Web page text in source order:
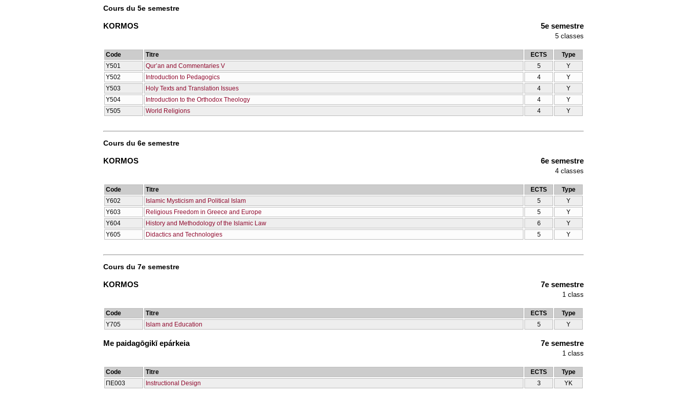
Cours du 5e semestre
KORMOS 5e semestre
5 classes
Code Titre ECTS
Type
Υ501
Qur’an and Commentaries V 5
Y
Υ502
Introduction to Pedagogics 4
Y
Υ503
Holy Texts and Translation Issues 4
Y
Υ504
Introduction to the Orthodox Theology 4
Y
Υ505
World Religions 4 Y
Cours du 6e semestre
KORMOS 6e semestre
4 classes
Code Titre ECTS
Type
Υ602
Islamic Mysticism and Political Islam 5
Y
Υ603
Religious Freedom in Greece and Europe 5
Y
Υ604
History and Methodology of the Islamic Law 6
Y
Υ605
Didactics and Technologies 5 Y
Cours du 7e semestre
KORMOS 7e semestre
1 class
Code Titre ECTS
Type
Υ705
Islam and Education 5 Y
Me paidagōgikī epárkeia 7e semestre
1 class
Code Titre ECTS
Type
ΠΕ003
Instructional Design 3 YK